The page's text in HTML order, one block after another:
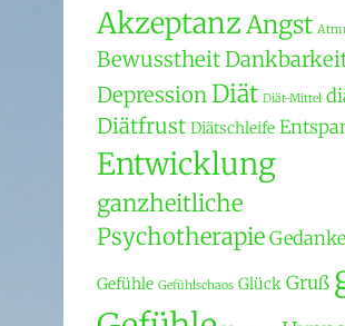
AkzeptanzAngst
Bewusstheit
DepressionDiät Diät-Mittel
Diätfrust Diätschleife
Entwicklung
ganzheitliche
Psychotherapie
Gefühle Gefühlschaos Glück Gruß